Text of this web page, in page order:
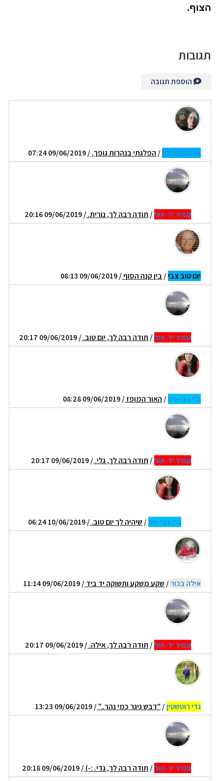
הצוף.
תגובות
הוספת תגובה
נורית ליברמן/ הפלגתי בנהרות גופך,/ 09/06/2019 07:24
עמיר יד-אור/ תודה רבה לך, נורית./ 09/06/2019 20:16
יום טוב צבי/ בין קנה הסוף/ 09/06/2019 08:13
עמיר יד-אור/ תודה רבה לך, יום טוב./ 09/06/2019 20:17
גלי צבי-ויס/ האור המופז/ 09/06/2019 08:28
עמיר יד-אור/ תודה רבה לך, גלי./ 09/06/2019 20:17
גלי צבי-ויס/ שיהיה לך יום טוב./ 10/06/2019 06:24
אילה בכור/ שקע משקע ותשוקה יד ביד/ 09/06/2019 11:14
עמיר יד-אור/ תודה רבה לך, אילה./ 09/06/2019 20:17
גדי רוטשטין/ "דבש ניגר כמי נהר.."/ 09/06/2019 13:23
עמיר יד-אור/ תודה רבה לך, גדי. :-)/ 09/06/2019 20:18